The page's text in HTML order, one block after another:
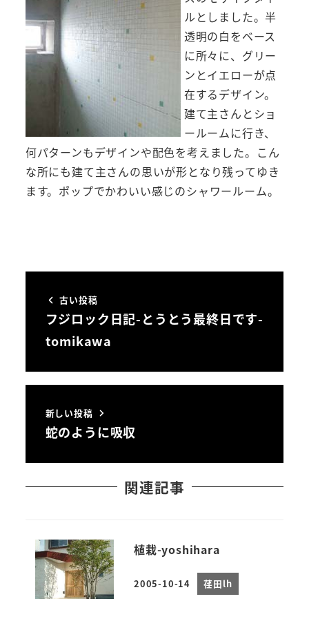
ルとしました。半
透明の白をベース
に所々に、グリー
ンとイエローが点
在するデザイン。
建て主さんとショ
ールームに行き、
何パターンもデザインや配色を考えました。こん
な所にも建て主さんの思いが形となり残ってゆき
ます。ポップでかわいい感じのシャワールーム。
古い投稿
フジロック日記-とうとう最終日です-
tomikawa
新しい投稿
蛇のように吸収
関連記事
植栽-yoshihara
投稿日
2005-10-14 荏田lh